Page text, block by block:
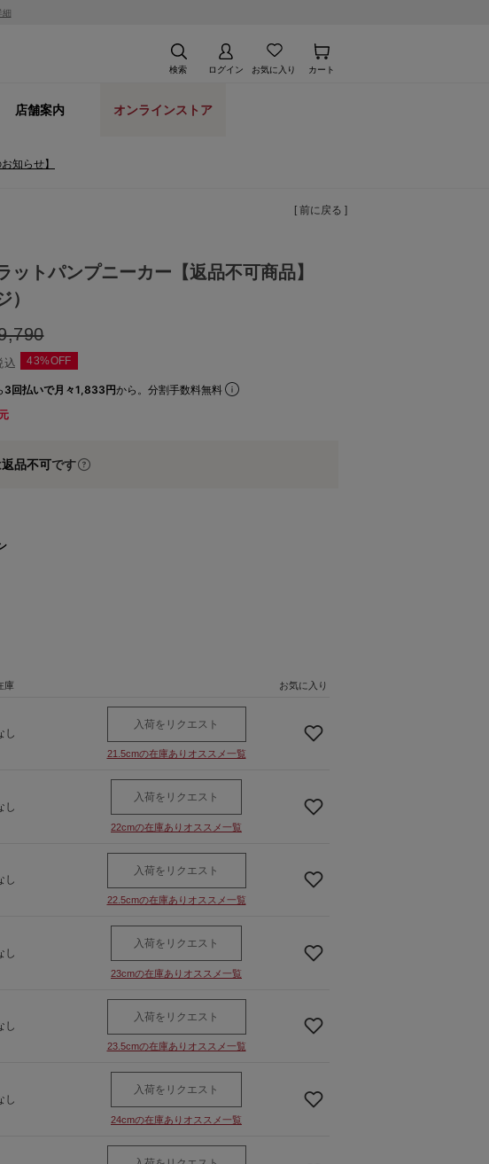
細
検索 ログイン お気に入り カート
店舗案内 オンラインストア
知らせ】
[ 前に戻る ]
ットパンプニーカー【返品不可商品】
）
込 43%OFF
3回払いで月々1,833円から。分割手数料無料
返品不可です
庫 お気に入り
し
入荷をリクエスト
21.5cmの在庫ありオススメ一覧
し
入荷をリクエスト
22cmの在庫ありオススメ一覧
し
入荷をリクエスト
22.5cmの在庫ありオススメ一覧
し
入荷をリクエスト
23cmの在庫ありオススメ一覧
し
入荷をリクエスト
23.5cmの在庫ありオススメ一覧
し
入荷をリクエスト
24cmの在庫ありオススメ一覧